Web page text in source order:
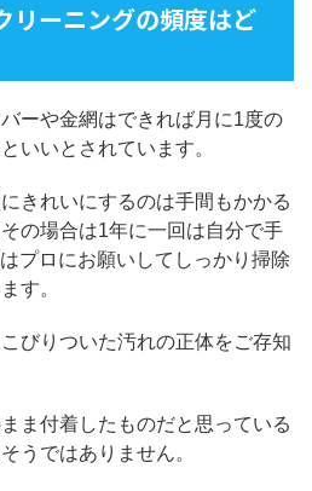
リーニングの頻度はど
ーや金網はできれば月に1度の
いいとされています。
きれいにするのは手間もかかる
の場合は1年に一回は自分で手
プロにお願いしてしっかり掃除
す。
びりついた汚れの正体をご存知
ま付着したものだと思っている
うではありません。